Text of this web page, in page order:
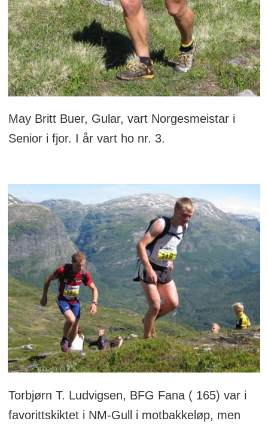
May Britt Buer, Gular, vart Norgesmeistar i
Senior i fjor. I år vart ho nr. 3.
Torbjørn T. Ludvigsen, BFG Fana ( 165) var i
favorittskiktet i NM-Gull i motbakkeløp, men